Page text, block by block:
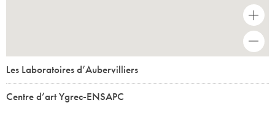
+
Les Laboratoires d’Aubervilliers
Centre d’art Ygrec-ENSAPC